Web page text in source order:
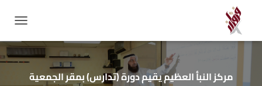
مركز النبأ العظيم يقيم دورة (تدارس) بمقر الجمعية